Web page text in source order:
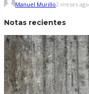
Manuel Murillo2 meses ago
Notas recientes